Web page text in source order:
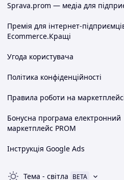
Sprava.prom — медіа для
Премія для інтернет-
Ecommerce.Кращі
Угода користувача
Політика конфіденційності
Правила роботи на
Бонусна програма електронний
маркетплейс PROM
Інструкція Google Ads
Тема - світла BETA